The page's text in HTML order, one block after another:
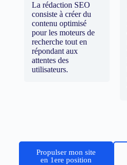
La rédaction SEO
consiste à créer du
contenu optimisé
pour les moteurs de
recherche tout en
répondant aux
attentes des
utilisateurs.
Propulser mon site
en 1ere position